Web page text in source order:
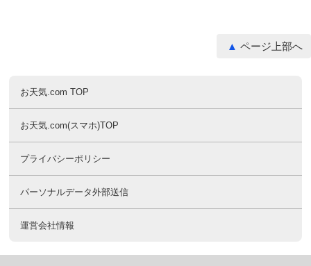
ページ上部へ
お天気.com TOP
お天気.com(スマホ)TOP
プライバシーポリシー
パーソナルデータ外部送信
運営会社情報